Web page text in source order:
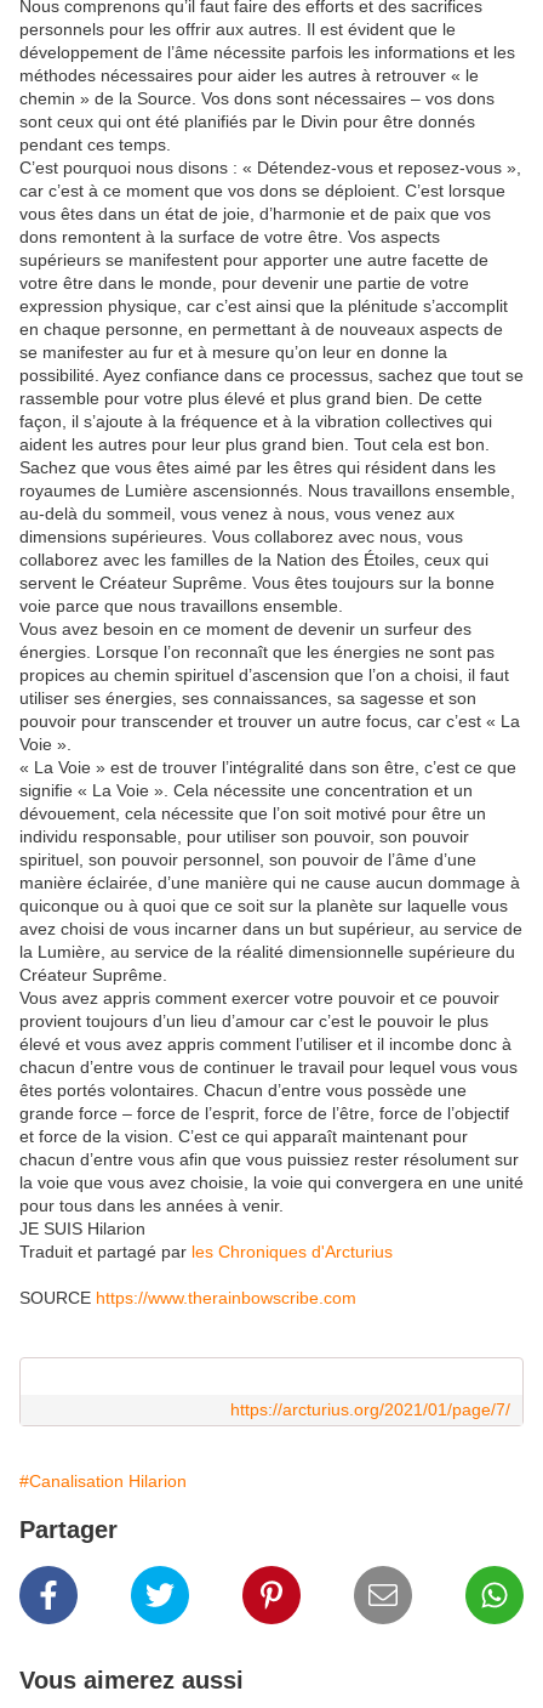
Nous comprenons qu’il faut faire des efforts et des sacrifices
personnels pour les offrir aux autres. Il est évident que le
développement de l’âme nécessite parfois les informations et les
méthodes nécessaires pour aider les autres à retrouver « le
chemin » de la Source. Vos dons sont nécessaires – vos dons
sont ceux qui ont été planifiés par le Divin pour être donnés
pendant ces temps.
C’est pourquoi nous disons : « Détendez-vous et reposez-vous »,
car c’est à ce moment que vos dons se déploient. C’est lorsque
vous êtes dans un état de joie, d’harmonie et de paix que vos
dons remontent à la surface de votre être. Vos aspects
supérieurs se manifestent pour apporter une autre facette de
votre être dans le monde, pour devenir une partie de votre
expression physique, car c’est ainsi que la plénitude s’accomplit
en chaque personne, en permettant à de nouveaux aspects de
se manifester au fur et à mesure qu’on leur en donne la
possibilité. Ayez confiance dans ce processus, sachez que tout se
rassemble pour votre plus élevé et plus grand bien. De cette
façon, il s’ajoute à la fréquence et à la vibration collectives qui
aident les autres pour leur plus grand bien. Tout cela est bon.
Sachez que vous êtes aimé par les êtres qui résident dans les
royaumes de Lumière ascensionnés. Nous travaillons ensemble,
au-delà du sommeil, vous venez à nous, vous venez aux
dimensions supérieures. Vous collaborez avec nous, vous
collaborez avec les familles de la Nation des Étoiles, ceux qui
servent le Créateur Suprême. Vous êtes toujours sur la bonne
voie parce que nous travaillons ensemble.
Vous avez besoin en ce moment de devenir un surfeur des
énergies. Lorsque l’on reconnaît que les énergies ne sont pas
propices au chemin spirituel d’ascension que l’on a choisi, il faut
utiliser ses énergies, ses connaissances, sa sagesse et son
pouvoir pour transcender et trouver un autre focus, car c’est « La
Voie ».
« La Voie » est de trouver l’intégralité dans son être, c’est ce que
signifie « La Voie ». Cela nécessite une concentration et un
dévouement, cela nécessite que l’on soit motivé pour être un
individu responsable, pour utiliser son pouvoir, son pouvoir
spirituel, son pouvoir personnel, son pouvoir de l’âme d’une
manière éclairée, d’une manière qui ne cause aucun dommage à
quiconque ou à quoi que ce soit sur la planète sur laquelle vous
avez choisi de vous incarner dans un but supérieur, au service de
la Lumière, au service de la réalité dimensionnelle supérieure du
Créateur Suprême.
Vous avez appris comment exercer votre pouvoir et ce pouvoir
provient toujours d’un lieu d’amour car c’est le pouvoir le plus
élevé et vous avez appris comment l’utiliser et il incombe donc à
chacun d’entre vous de continuer le travail pour lequel vous vous
êtes portés volontaires. Chacun d’entre vous possède une
grande force – force de l’esprit, force de l’être, force de l’objectif
et force de la vision. C’est ce qui apparaît maintenant pour
chacun d’entre vous afin que vous puissiez rester résolument sur
la voie que vous avez choisie, la voie qui convergera en une unité
pour tous dans les années à venir.
JE SUIS Hilarion
Traduit et partagé par les Chroniques d'Arcturius
SOURCE https://www.therainbowscribe.com
https://arcturius.org/2021/01/page/7/
#Canalisation Hilarion
Partager
Vous aimerez aussi